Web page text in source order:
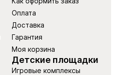
Оплата
Доставка
Гарантия
Моя корзина
Детские площадки
Игровые комплексы